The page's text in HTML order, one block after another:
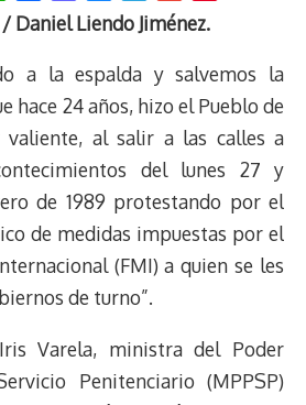
h
t
A
p
p
a
e
o
o
k
a
t
d
o
n
l
e
k
y
e
e
g
r
a
m
m
i
t
r
e
s
t
Daniel Liendo Jiménez.
a la espalda y salvemos la
hace 24 años, hizo el Pueblo de
valiente, al salir a las calles a
del lunes 27 y
de 1989 protestando por el
de medidas impuestas por el
(FMI) a quien se les
de turno”.
Varela, ministra del Poder
Penitenciario (MPPSP)